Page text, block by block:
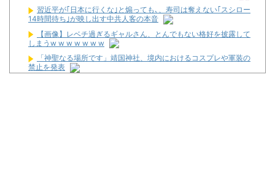
習近平が｢日本に行くな｣と煽っても､、寿司は奪えない｢スシロー
14時間待ち｣が映し出す中共人客の本音
【画像】レベチ過ぎるギャルさん、とんでもない格好を披露して
しまうw w w w w w w
「神聖なる場所です」靖国神社、境内におけるコスプレや軍装の
禁止を発表